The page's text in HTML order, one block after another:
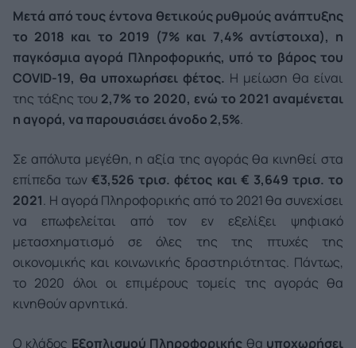
Μετά από τους έντονα θετικούς ρυθμούς ανάπτυξης
το 2018 και το 2019 (7% και 7,4% αντίστοιχα), η
παγκόσμια αγορά Πληροφορικής, υπό το βάρος του
COVID-19, θα υποχωρήσει φέτος. Η μείωση θα είναι
της τάξης του 2,7% το 2020, ενώ το 2021 αναμένεται
η αγορά, να παρουσιάσει άνοδο 2,5%.
Σε απόλυτα μεγέθη, η αξία της αγοράς θα κινηθεί στα
επίπεδα των€3,526 τρισ. φέτος και € 3,649 τρισ. το
2021. Η αγορά Πληροφορικής από το 2021 θα συνεχίσει
να επωφελείται από τον εν εξελίξει ψηφιακό
μετασχηματισμό σε όλες της της πτυχές της
οικονομικής και κοινωνικής δραστηριότητας. Πάντως,
το 2020 όλοι οι επιμέρους τομείς της αγοράς θα
κινηθούν αρνητικά.
Ο κλάδος Εξοπλισμού Πληροφορικής θα υποχωρήσει